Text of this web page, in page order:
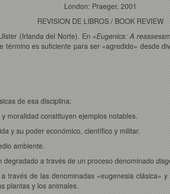
London: Praeger, 2001
REVISION DE LIBROS / BOOK REVIEW
(Irlanda del Norte). En «Eugenics: A
es suficiente para ser «agredido» desde
de esa disciplina:
moralidad constituyen ejemplos notables.
y su poder económico, científico y militar.
ambiente.
a través de un proceso denominado
través de las denominadas «eugenesia clásica»
plantas y los animales.